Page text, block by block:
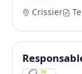
Crissier